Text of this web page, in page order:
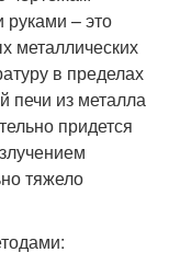
руками – это
металлических
в пределах
печи из металла
придется
тяжело